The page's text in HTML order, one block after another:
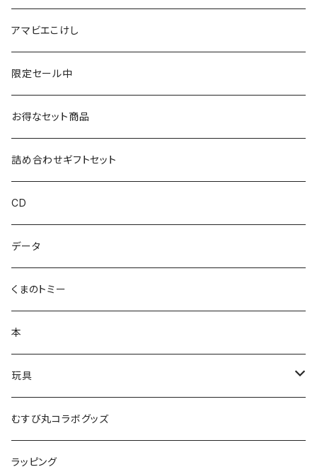
ばんつぁん
ズンダリアンシリーズ
コケゾン
メモ帳
クリアファイル
アマビエこけし
限定セール中
お得なセット商品
詰め合わせギフトセット
CD
データ
くまのトミー
本
玩具
かるた
むすび丸コラボグッズ
ラッピング